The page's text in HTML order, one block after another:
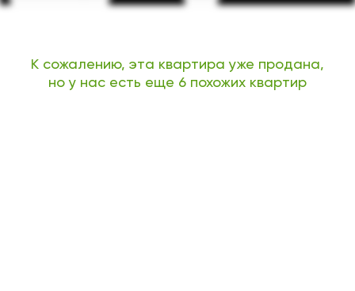
К сожалению, эта квартира уже продана,
но у нас есть еще 6 похожих квартир